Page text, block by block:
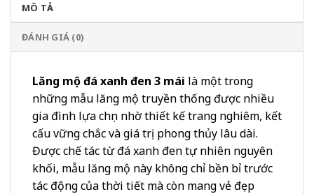
MÔ TẢ
ĐÁNH GIÁ (0)
Lăng mộ đá xanh đen 3 mái là một trong
những mẫu lăng mộ truyền thống được nhiều
gia đình lựa chọn nhờ thiết kế trang nghiêm, kết
cấu vững chắc và giá trị phong thủy lâu dài.
Được chế tác từ đá xanh đen tự nhiên nguyên
khối, mẫu lăng mộ này không chỉ bền bỉ trước
tác động của thời tiết mà còn mang vẻ đẹp